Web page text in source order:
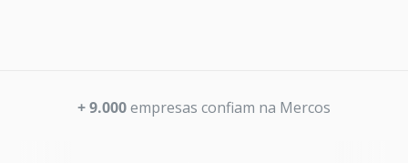
+ 9.000empresas confiam na Mercos